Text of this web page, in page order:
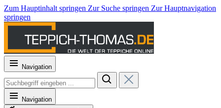
Zum Hauptinhalt springen Zur Suche springen Zur Hauptnavigation
springen
Navigation
Navigation